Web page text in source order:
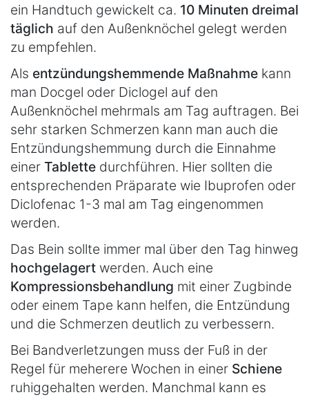
ein Handtuch gewickelt ca. 10 Minuten dreimal
täglich auf den Außenknöchel gelegt werden
zu empfehlen.
Als entzündungshemmende Maßnahme kann
man Docgel oder Diclogel auf den
Außenknöchel mehrmals am Tag auftragen. Bei
sehr starken Schmerzen kann man auch die
Entzündungshemmung durch die Einnahme
einer Tablette durchführen. Hier sollten die
entsprechenden Präparate wie Ibuprofen oder
Diclofenac 1-3 mal am Tag eingenommen
werden.
Das Bein sollte immer mal über den Tag hinweg
hochgelagert werden. Auch eine
Kompressionsbehandlung mit einer Zugbinde
oder einem Tape kann helfen, die Entzündung
und die Schmerzen deutlich zu verbessern.
Bei Bandverletzungen muss der Fuß in der
Regel für meherere Wochen in einer Schiene
ruhiggehalten werden. Manchmal kann es